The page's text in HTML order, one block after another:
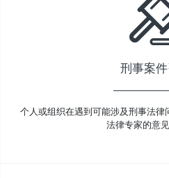
刑事案
个人或组织在遇到可能涉及刑事法
法律专家的意见